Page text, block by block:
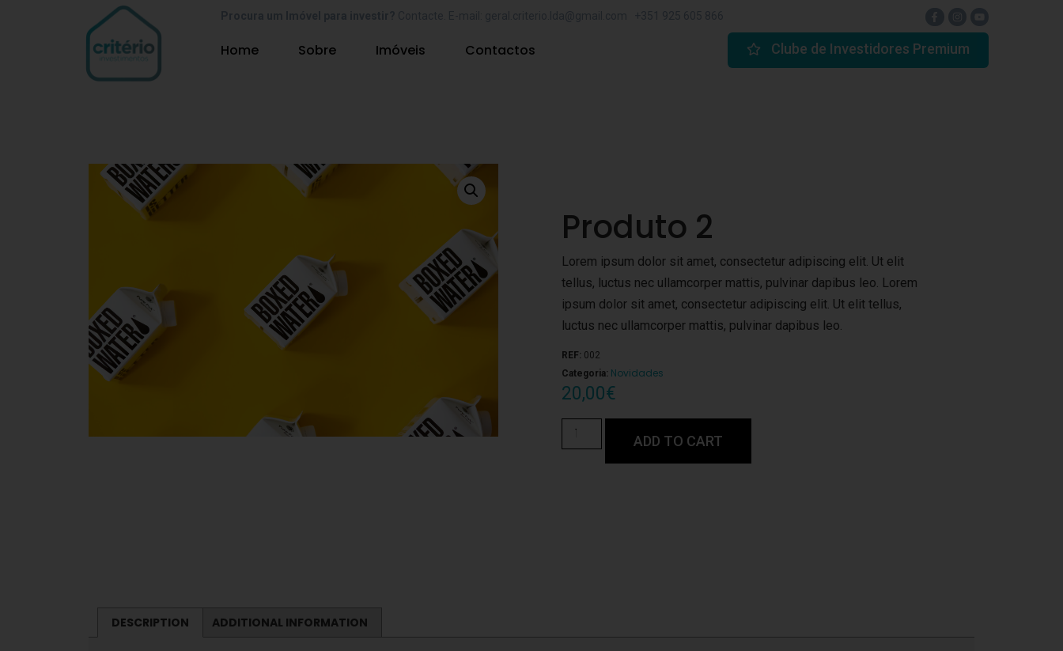
Home Sobre Imóveis Contactos Clube de Investidores Premium
Produto 2
Lorem ipsum dolor sit amet, consectetur adipiscing elit. Ut elit
tellus, luctus nec ullamcorper mattis, pulvinar dapibus leo. Lorem
ipsum dolor sit amet, consectetur adipiscing elit. Ut elit tellus,
luctus nec ullamcorper mattis, pulvinar dapibus leo.
REF: 002
Categoria: Novidades
20,00€
ADD TO CART
DESCRIPTION ADDITIONAL INFORMATION